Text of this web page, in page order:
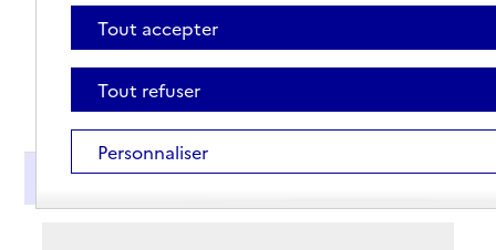
Présentation
Tout accepter
Tout refuser
Personnaliser